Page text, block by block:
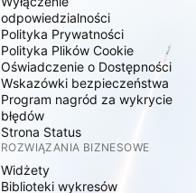
odpowiedzialności
Polityka Prywatności
Polityka Plików Cookie
Oświadczenie o Dostępności
Wskazówki bezpieczeństwa
Program nagród za wykrycie
błędów
Strona Status
ROZWIĄZANIA BIZNESOWE
Widżety
Biblioteki wykresów